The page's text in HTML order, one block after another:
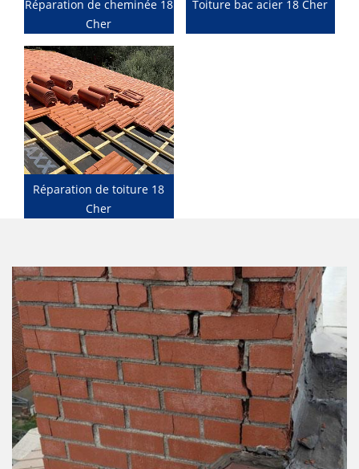
Réparation de cheminée 18
Cher
Toiture bac acier 18 Cher
Réparation de toiture 18
Cher